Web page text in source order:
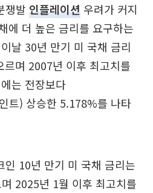
쟁발 인플레이션 우려가 커지
에 더 높은 금리를 요구하는
날 30년 만기 미 국채 금리
며 2007년 이후 최고치를
는 전장보다
트) 상승한 5.178%를 나타
인 10년 만기 미 국채 금리는
2025년 1월 이후 최고치를